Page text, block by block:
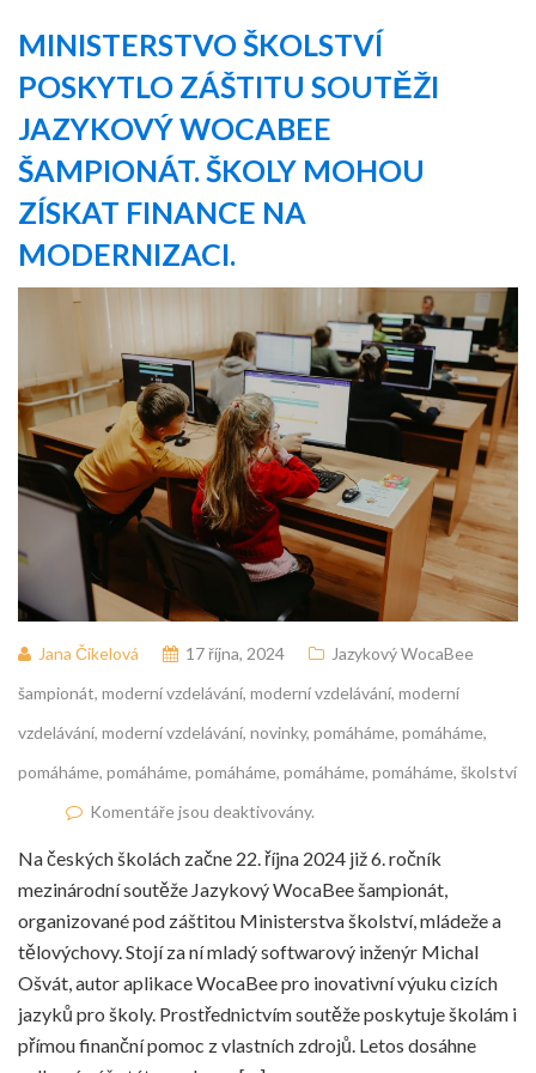
MINISTERSTVO ŠKOLSTVÍ
POSKYTLO ZÁŠTITU SOUTĚŽI
JAZYKOVÝ WOCABEE
ŠAMPIONÁT. ŠKOLY MOHOU
ZÍSKAT FINANCE NA
MODERNIZACI.
Jana Čikelová 17 října, 2024
Jazykový WocaBee
šampionát, moderní vzdelávání, moderní vzdelávání, moderní
vzdelávání, moderní vzdelávání, novinky, pomáháme, pomáháme,
pomáháme, pomáháme, pomáháme, pomáháme, pomáháme, školství
Komentáře jsou deaktivovány.
Na českých školách začne 22. října 2024 již 6. ročník
mezinárodní soutěže Jazykový WocaBee šampionát,
organizované pod záštitou Ministerstva školství, mládeže a
tělovýchovy. Stojí za ní mladý softwarový inženýr Michal
Ošvát, autor aplikace WocaBee pro inovativní výuku cizích
jazyků pro školy. Prostřednictvím soutěže poskytuje školám i
přímou finanční pomoc z vlastních zdrojů. Letos dosáhne